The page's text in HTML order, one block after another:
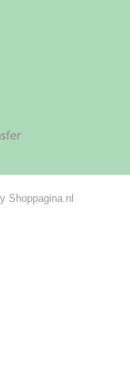
Shoppagina.nl